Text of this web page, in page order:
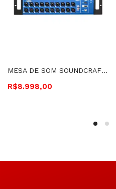
MESA DE SOM SOUNDCRAFT DIGITAL 24 CANAIS – UI24
R$8.998,00